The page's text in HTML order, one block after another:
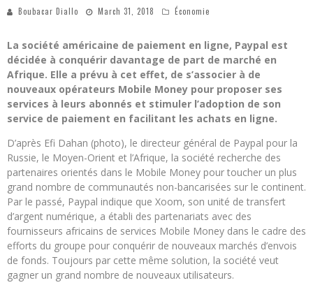
Boubacar Diallo March 31, 2018 Économie
La société américaine de paiement en ligne, Paypal est
décidée à conquérir davantage de part de marché en
Afrique. Elle a prévu à cet effet, de s’associer à de
nouveaux opérateurs Mobile Money pour proposer ses
services à leurs abonnés et stimuler l’adoption de son
service de paiement en facilitant les achats en ligne.
D’après Efi Dahan (photo), le directeur général de Paypal pour la
Russie, le Moyen-Orient et l’Afrique, la société recherche des
partenaires orientés dans le Mobile Money pour toucher un plus
grand nombre de communautés non-bancarisées sur le continent.
Par le passé, Paypal indique que Xoom, son unité de transfert
d’argent numérique, a établi des partenariats avec des
fournisseurs africains de services Mobile Money dans le cadre des
efforts du groupe pour conquérir de nouveaux marchés d’envois
de fonds. Toujours par cette même solution, la société veut
gagner un grand nombre de nouveaux utilisateurs.